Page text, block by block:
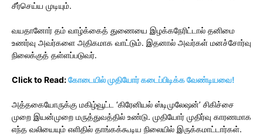
சீர்செய்ய முடியும்.
வயதானோர் தம் வாழ்க்கைத் துணையை இழக்கநேரிட்டால் தனிமை
உணர்வு அவர்களை அதிகமாக வாட்டும். இதனால் அவர்கள் மனச்சோர்வு
நிலைக்குத் தள்ளப்படுவர்.
Click to Read:கோடையில் முதியோர் கடைப்பிடிக்க வேண்டியவை!
அத்தகையோருக்கு மகிழ்வூட்ட ‘கிரேனியல் ஸ்டிமுலேஷன்’ சிகிச்சை
முறை இயன்முறை மருத்துவத்தில் உண்டு. முதியோர் முதிர்வு காரணமாக
எந்த வலியையும் எளிதில் தாங்கக்கூடிய நிலையில் இருக்கமாட்டார்கள்.